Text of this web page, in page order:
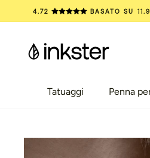
al
4.72 BASATO SU
Tatuaggi
Tatuaggi
Penna
Penna